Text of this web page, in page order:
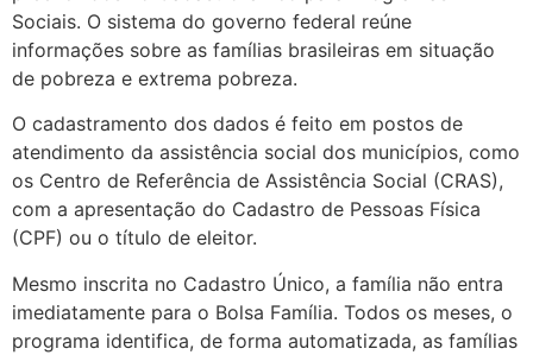
Sociais. O sistema do governo federal reúne
informações sobre as famílias brasileiras em situação
de pobreza e extrema pobreza.
O cadastramento dos dados é feito em postos de
atendimento da assistência social dos municípios, como
os Centro de Referência de Assistência Social (CRAS),
com a apresentação do Cadastro de Pessoas Física
(CPF) ou o título de eleitor.
Mesmo inscrita no Cadastro Único, a família não entra
imediatamente para o Bolsa Família. Todos os meses, o
programa identifica, de forma automatizada, as famílias